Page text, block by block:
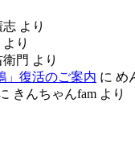
志 より
より
門 より
」復活のご案内 に め
きんちゃんfam より